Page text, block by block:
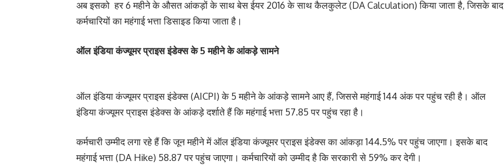
अब इसको हर 6 महीने के औसत आंकड़ों के साथ बेस ईयर 2016 के साथ कैलकुलेट (DA Calculation) किया जाता है, जिसके बाद
कर्मचारियों का महंगाई भत्ता डिसाइड किया जाता है।
ऑल इंडिया कंज्यूमर प्राइस इंडेक्स के 5 महीने के आंकड़े सामने
ऑल इंडिया कंज्यूमर प्राइस इंडेक्स (AICPI) के 5 महीने के आंकड़े सामने आए हैं, जिससे महंगाई 144 अंक पर पहुंच रही है। ऑल
इंडिया कंज्यूमर प्राइस इंडेक्स के आंकड़े दर्शाते हैं कि महंगाई भत्ता 57.85 पर पहुंच रहा है।
कर्मचारी उम्मीद लगा रहे हैं कि जून महीने में ऑल इंडिया कंज्यूमर प्राइस इंडेक्स का आंकड़ा 144.5% पर पहुंच जाएगा। इसके बाद
महंगाई भत्ता (DA Hike) 58.87 पर पहुंच जाएगा। कर्मचारियों को उम्मीद है कि सरकारी से 59% कर देगी।